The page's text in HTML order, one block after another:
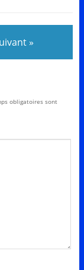
»
obligatoires sont